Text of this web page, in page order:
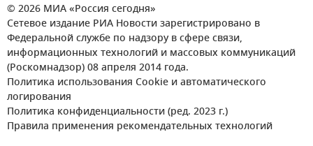
© 2026 МИА «Россия сегодня»
Сетевое издание РИА Новости зарегистрировано в
Федеральной службе по надзору в сфере связи,
информационных технологий и массовых коммуникаций
(Роскомнадзор) 08 апреля 2014 года.
Политика использования Cookie и автоматического
логирования
Политика конфиденциальности (ред. 2023 г.)
Правила применения рекомендательных технологий